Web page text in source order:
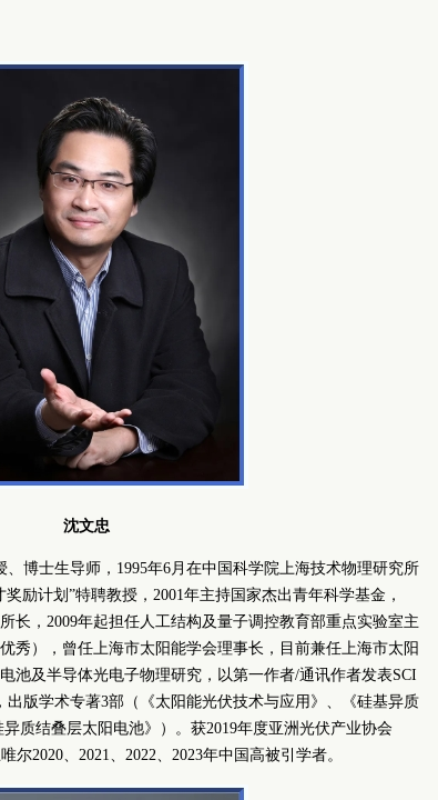
沈文忠
、博士生导师，1995年6月在中国科学院 上海技术物理研究所
奖励计划”特聘教授，2001年主持国家杰出青年科学基金，
长，2009年起担任人工结构及量子调控教育部重点实验室主
秀），曾任上海市太阳能学会理事长，目前兼任上海市太阳
池及半导体光电子物理研究，以第一作者/通讯作者发表SCI
出版学术专著3部（《太阳能光伏技术与应用》、《硅基异质
质结叠层太阳电池》）。获2019年度亚洲光伏产业协会
2020、2021、2022、2023年中国高被引学者。